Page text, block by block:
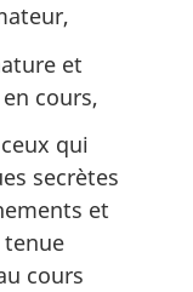
et
cours,
qui
secrètes
et
cours